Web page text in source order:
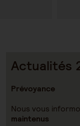
Actualités
Prévoyance
Nous vous
maintenus